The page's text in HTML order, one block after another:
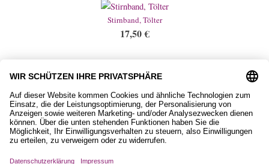
Stirnband, Tölter
17,50€
15,90€